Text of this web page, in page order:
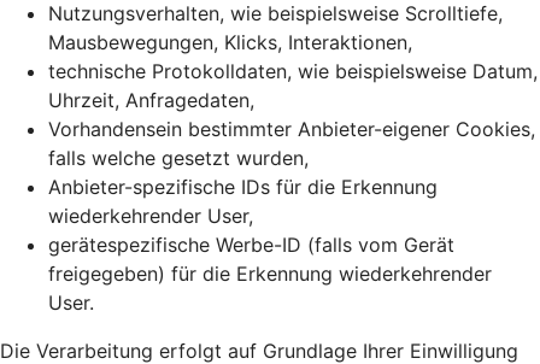
Nutzungsverhalten, wie beispielsweise Scrolltiefe,
Mausbewegungen, Klicks, Interaktionen,
technische Protokolldaten, wie beispielsweise Datum,
Uhrzeit, Anfragedaten,
Vorhandensein bestimmter Anbieter-eigener Cookies,
falls welche gesetzt wurden,
Anbieter-spezifische IDs für die Erkennung
wiederkehrender User,
gerätespezifische Werbe-ID (falls vom Gerät
freigegeben) für die Erkennung wiederkehrender
User.
Die Verarbeitung erfolgt auf Grundlage Ihrer Einwilligung